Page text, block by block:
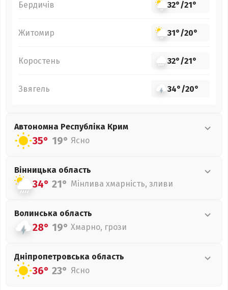
Бердичів 32°/21°
Житомир 31°/20°
Коростень 32°/21°
Звягель 34°/20°
Автономна Республіка Крим
35° 19° Ясно
Вінницька область
34° 21° Мінлива хмарність, зливи
Волинська область
28° 19° Хмарно, грози
Дніпропетровська область
36° 23° Ясно